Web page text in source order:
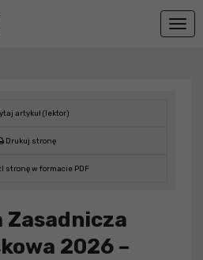
artykuł (lektor)
Drukuj stronę
stronę w formacie PDF
Zasadnicza
2026 –